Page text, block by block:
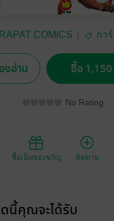
COMICS กา
งอ่าน ซื้อ
No Rating
ซื้อเป็นของขวัญ ติดตาม
นี้คุณจะได้รับ